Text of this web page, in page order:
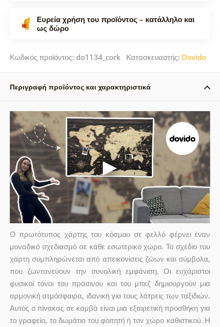
Ευρεία χρήση του προϊόντος – κατάλληλο και
ως δώρο
Κωδικός προϊόντος: do1134_cork Κατασκευαστής: Dovido
Περιγραφή προϊόντος και χαρακτηριστικά
Ο πρωτότυπος χάρτης του κόσμου σε φελλό φέρνει έναν
μοναδικό σχεδιασμό σε κάθε εσωτερικό χώρο. Το σχέδιο του
χάρτη συμπληρώνεται από απεικονίσεις ζώων και σύμβολα,
που ζωντανεύουν την συνολική εμφάνιση. Οι ευχάριστοι
φυσικοί τόνοι του πράσινου και του μπεζ δημιουργούν μια
αρμονική ατμόσφαιρα, ιδανική για τους λάτρεις των ταξιδιών.
Αυτός ο πίνακας σε καμβά είναι μια εξαιρετική προσθήκη για
το γραφείο, το δωμάτιο του φοιτητή ή τον χώρο καθιστικού. Η